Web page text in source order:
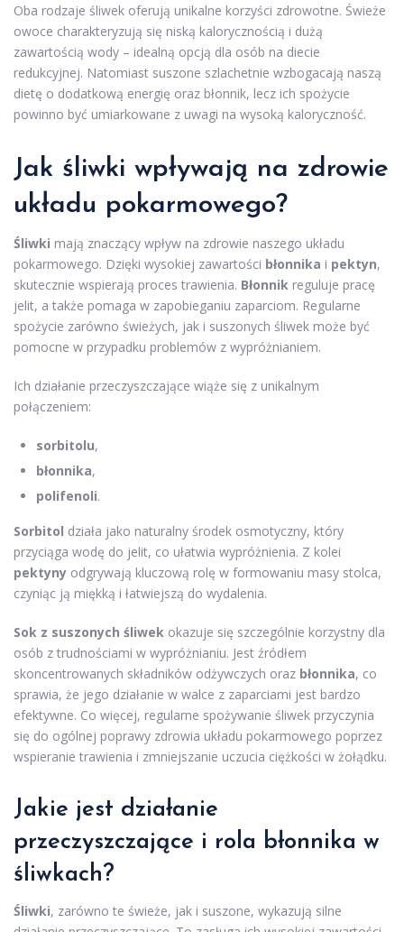
Oba rodzaje śliwek oferują unikalne korzyści zdrowotne. Świeże
owoce charakteryzują się niską kalorycznością i dużą
zawartością wody – idealną opcją dla osób na diecie
redukcyjnej. Natomiast suszone szlachetnie wzbogacają naszą
dietę o dodatkową energię oraz błonnik, lecz ich spożycie
powinno być umiarkowane z uwagi na wysoką kaloryczność.
Jak śliwki wpływają na zdrowie
układu pokarmowego?
Śliwki mają znaczący wpływ na zdrowie naszego układu
pokarmowego. Dzięki wysokiej zawartości błonnika i pektyn,
skutecznie wspierają proces trawienia. Błonnik reguluje pracę
jelit, a także pomaga w zapobieganiu zaparciom. Regularne
spożycie zarówno świeżych, jak i suszonych śliwek może być
pomocne w przypadku problemów z wypróżnianiem.
Ich działanie przeczyszczające wiąże się z unikalnym
połączeniem:
sorbitolu,
błonnika,
polifenoli.
Sorbitol działa jako naturalny środek osmotyczny, który
przyciąga wodę do jelit, co ułatwia wypróżnienia. Z kolei
pektyny odgrywają kluczową rolę w formowaniu masy stolca,
czyniąc ją miękką i łatwiejszą do wydalenia.
Sok z suszonych śliwek okazuje się szczególnie korzystny dla
osób z trudnościami w wypróżnianiu. Jest źródłem
skoncentrowanych składników odżywczych oraz błonnika, co
sprawia, że jego działanie w walce z zaparciami jest bardzo
efektywne. Co więcej, regularne spożywanie śliwek przyczynia
się do ogólnej poprawy zdrowia układu pokarmowego poprzez
wspieranie trawienia i zmniejszanie uczucia ciężkości w żołądku.
Jakie jest działanie
przeczyszczające i rola błonnika w
śliwkach?
Śliwki, zarówno te świeże, jak i suszone, wykazują silne